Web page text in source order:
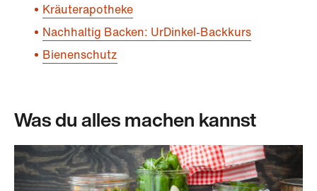
Kräuterapotheke
Nachhaltig Backen: UrDinkel-Backkurs
Bienenschutz
Was du alles machen kannst